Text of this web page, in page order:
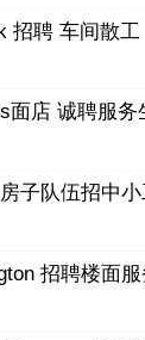
招聘 车间散工
面店 诚聘服务
子队伍招中
招聘楼面服